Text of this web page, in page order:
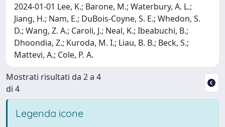
2024-01-01 Lee, K.; Barone, M.; Waterbury, A. L.;
Jiang, H.; Nam, E.; DuBois-Coyne, S. E.; Whedon, S.
D.; Wang, Z. A.; Caroli, J.; Neal, K.; Ibeabuchi, B.;
Dhoondia, Z.; Kuroda, M. I.; Liau, B. B.; Beck, S.;
Mattevi, A.; Cole, P. A.
Mostrati risultati da 2 a 4
di 4
Legenda icone